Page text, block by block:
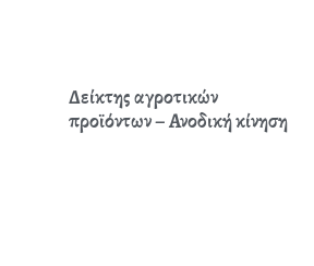
Δείκτης αγροτικών
προϊόντων – Ανοδική κίνηση